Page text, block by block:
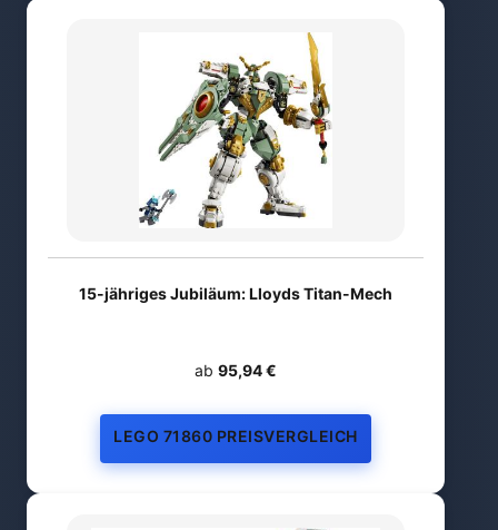
15-jähriges Jubiläum: Lloyds Titan-Mech
ab 95,94 €
LEGO 71860 PREISVERGLEICH